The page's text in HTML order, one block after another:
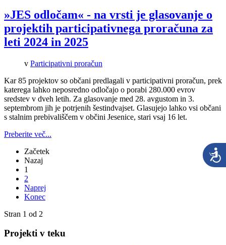
»JES odločam« - na vrsti je glasovanje o
projektih participativnega proračuna za
leti 2024 in 2025
v Participativni proračun
Kar 85 projektov so občani predlagali v participativni proračun, prek
katerega lahko neposredno odločajo o porabi 280.000 evrov
sredstev v dveh letih. Za glasovanje med 28. avgustom in 3.
septembrom jih je potrjenih šestindvajset. Glasujejo lahko vsi občani
s stalnim prebivališčem v občini Jesenice, stari vsaj 16 let.
Preberite več...
Začetek
Nazaj
1
2
Naprej
Konec
Stran 1 od 2
Projekti v teku